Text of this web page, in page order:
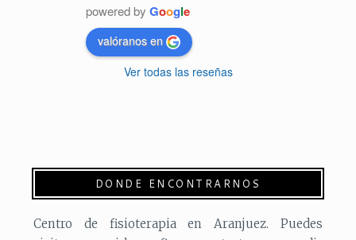
powered byGoogle
valóranos en
Ver todas las reseñas
DONDE ENCONTRARNOS
Centro de fisioterapia en Aranjuez. Puedes